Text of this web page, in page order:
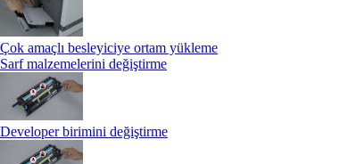
Çok amaçlı besleyiciye ortam yükleme
Sarf malzemelerini değiştirme
Developer birimini değiştirme